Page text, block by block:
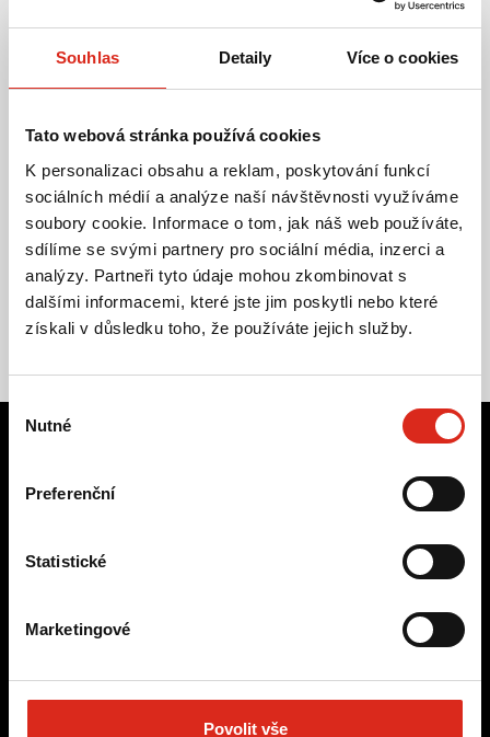
Souhlas Detaily Více o cookies
Tato webová stránka používá cookies
K personalizaci obsahu a reklam, poskytování funkcí
sociálních médií a analýze naší návštěvnosti využíváme
soubory cookie. Informace o tom, jak náš web používáte,
sdílíme se svými partnery pro sociální média, inzerci a
analýzy. Partneři tyto údaje mohou zkombinovat s
dalšími informacemi, které jste jim poskytli nebo které
získali v důsledku toho, že používáte jejich služby.
Výběr
souhlasu
Nutné
Preferenční
Statistické
Marketingové
Povolit vše
Certifikace a ověřené nástroje
Práce, která sklízí úspěch